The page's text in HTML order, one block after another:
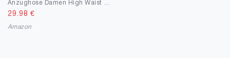
29.98 €
Amazon